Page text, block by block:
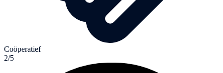
Coöperatief
2/5